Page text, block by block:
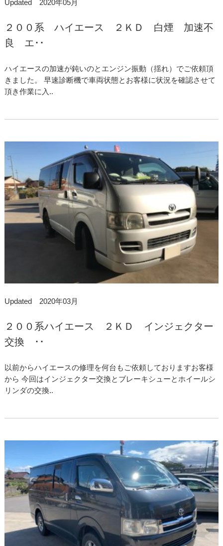
Updated 2020年05月
２００系 ハイエース ２ＫＤ 白煙 加速不
良 エ･･
ハイエースの加速が鈍いのとエンジン振動（揺れ）でご依頼頂
きました。 早速診断機で車両状態とお客様に状況を確認させて
頂き作業に入..
Updated 2020年03月
２００系ハイエース ２ＫＤ インジェクター
交換 ･･
以前からハイエースの修理を何台もご依頼しておりますお客様
から 今回はインジェクター交換とブレーキシューとホイールシ
リンダの交換..